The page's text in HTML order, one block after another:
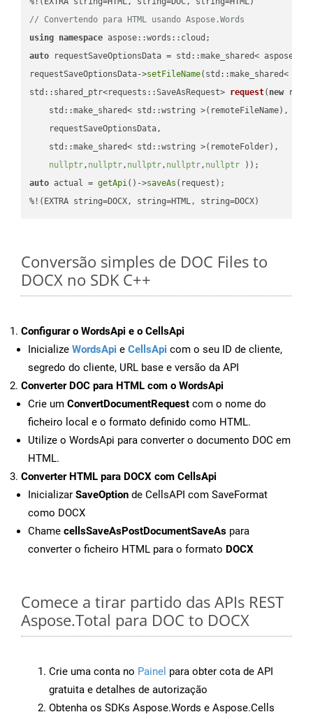
// Convertendo para HTML usando Aspose.Words
using namespace
auto requestSaveOptionsData = std::make_shared<
requestSaveOptionsData->setFileName(std::make_shared<
std::shared_ptr<requests::SaveAsRequest> request( new
    std::make_shared< std::wstring >(remoteFileName),
    requestSaveOptionsData,
    std::make_shared< std::wstring >(remoteFolder),
nullptr, nullptr, nullptr, nullptr, nullptr ))
auto actual = getApi()->saveAs (request);
%!(EXTRA string=DOCX, string=HTML, string=DOCX)
Conversão simples de DOC Files to
DOCX no SDK C++
Configurar o WordsApi e o CellsApi
Inicialize WordsApi e CellsApi com o seu ID de cliente,
segredo do cliente, URL base e versão da API
Converter DOC para HTML com o WordsApi
Crie um ConvertDocumentRequest com o nome do
ficheiro local e o formato definido como HTML.
Utilize o WordsApi para converter o documento DOC em
HTML.
Converter HTML para DOCX com CellsApi
Inicializar SaveOption de CellsAPI com SaveFormat
como DOCX
Chame cellsSaveAsPostDocumentSaveAs para
converter o ficheiro HTML para o formato DOCX
Comece a tirar partido das APIs REST
Aspose.Total para DOC to DOCX
Crie uma conta no Painel para obter cota de API
gratuita e detalhes de autorização
Obtenha os SDKs Aspose.Words e Aspose.Cells